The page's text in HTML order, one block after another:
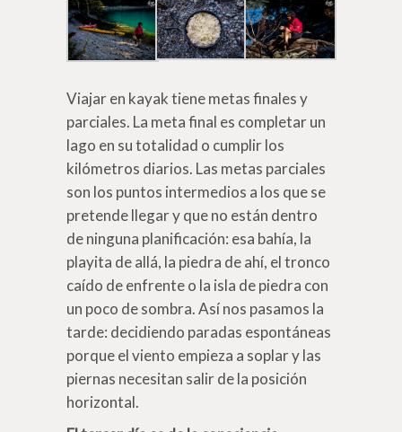
Viajar en kayak tiene metas finales y
parciales. La meta final es completar un
lago en su totalidad o cumplir los
kilómetros diarios. Las metas parciales
son los puntos intermedios a los que se
pretende llegar y que no están dentro
de ninguna planificación: esa bahía, la
playita de allá, la piedra de ahí, el tronco
caído de enfrente o la isla de piedra con
un poco de sombra. Así nos pasamos la
tarde: decidiendo paradas espontáneas
porque el viento empieza a soplar y las
piernas necesitan salir de la posición
horizontal.